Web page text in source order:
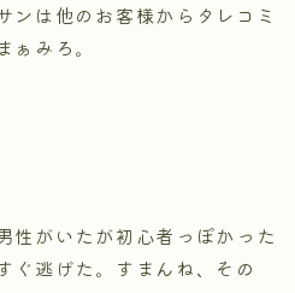
ンは他のお客様からタレコミ
みろ。
性がいたが初心者っぽかった
ぐ逃げた。すまんね、その